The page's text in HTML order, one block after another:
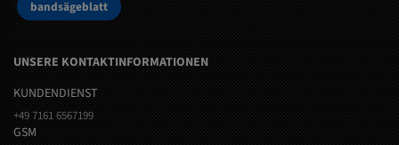
bandsägeblatt
UNSERE KONTAKTINFORMATIONEN
KUNDENDIENST
+49 7161 6567199
GSM